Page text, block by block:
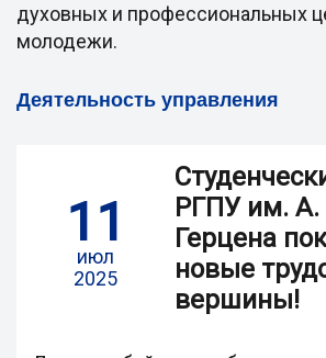
духовных и профессиональных
молодежи.
Деятельность управления
11
июл
2025
РГПУ им. А.
Герцена
новые
вершины!